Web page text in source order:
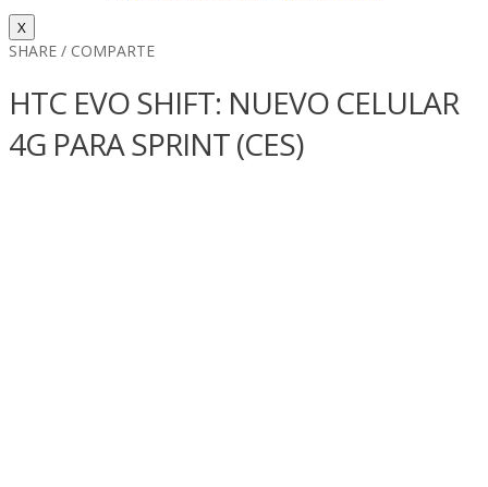
X
SHARE / COMPARTE
HTC EVO SHIFT: NUEVO CELULAR
4G PARA SPRINT (CES)